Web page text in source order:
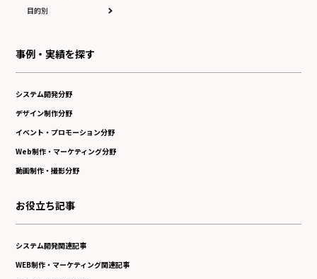
目的別
事例・実績を探す
システム開発分野
デザイン制作分野
イベント・プロモーション分野
Web制作・マーケティング分野
動画制作・撮影分野
お役立ち記事
システム開発関連記事
WEB制作・マーケティング関連記事